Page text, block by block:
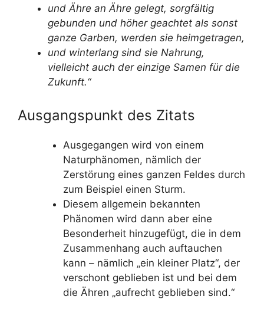
und Ähre an Ähre gelegt, sorgfältig
gebunden und höher geachtet als sonst
ganze Garben, werden sie heimgetragen,
und winterlang sind sie Nahrung,
vielleicht auch der einzige Samen für die
Zukunft.“
Ausgangspunkt des Zitats
Ausgegangen wird von einem
Naturphänomen, nämlich der
Zerstörung eines ganzen Feldes durch
zum Beispiel einen Sturm.
Diesem allgemein bekannten
Phänomen wird dann aber eine
Besonderheit hinzugefügt, die in dem
Zusammenhang auch auftauchen
kann – nämlich „ein kleiner Platz“, der
verschont geblieben ist und bei dem
die Ähren „aufrecht geblieben sind.“